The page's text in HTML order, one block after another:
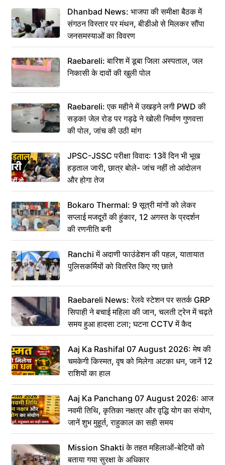
Dhanbad News: भाजपा की समीक्षा बैठक में
संगठन विस्तार पर मंथन, बीडीओ से मिलकर सौंपा
जनसमस्याओं का विवरण
Raebareli: बारिश में डूबा जिला अस्पताल, जल
निकासी के दावों की खुली पोल
Raebareli: एक महीने में उखड़ने लगी PWD की
सड़क! जेल रोड पर गड्ढे ने खोली निर्माण गुणवत्ता
की पोल, जांच की उठी मांग
JPSC-JSSC परीक्षा विवाद: 13वें दिन भी भूख
हड़ताल जारी, छात्र बोले- जांच नहीं तो आंदोलन
और होगा तेज
Bokaro Thermal: 9 सूत्री मांगों को लेकर
सप्लाई मजदूरों की हुंकार, 12 अगस्त के प्रदर्शन
की रणनीति बनी
Ranchi में अदाणी फाउंडेशन की पहल, यातायात
पुलिसकर्मियों को वितरित किए गए छाते
Raebareli News: रेलवे स्टेशन पर सतर्क GRP
सिपाही ने बचाई महिला की जान, चलती ट्रेन में चढ़ते
समय हुआ हादसा टला; घटना CCTV में कैद
Aaj Ka Rashifal 07 August 2026: मेष की
चमकेगी किस्मत, वृष को मिलेगा अटका धन, जानें 12
राशियों का हाल
Aaj Ka Panchang 07 August 2026: आज
नवमी तिथि, कृतिका नक्षत्र और वृद्धि योग का संयोग,
जानें शुभ मुहूर्त, राहुकाल का सही समय
Mission Shakti के तहत महिलाओं-बेटियों को
बताया गया सुरक्षा के अधिकार